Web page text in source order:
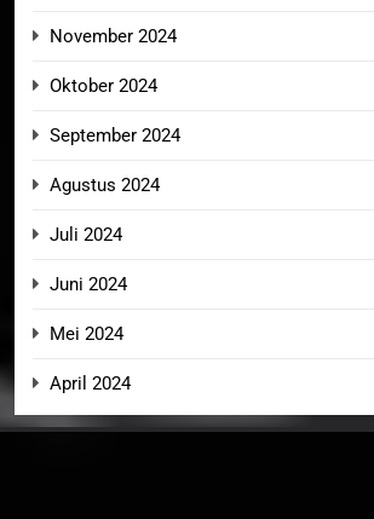
November 2024
Oktober 2024
September 2024
Agustus 2024
Juli 2024
Juni 2024
Mei 2024
April 2024